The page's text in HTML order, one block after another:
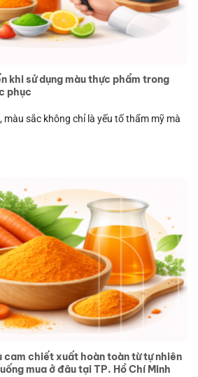
khi sử dụng màu thực phẩm trong
phục
sắc không chỉ là yếu tố thẩm mỹ mà
chiết xuất hoàn toàn từ tự nhiên
mua ở đâu tại TP. Hồ Chí Minh